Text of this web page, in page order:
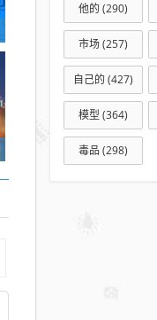
他的 (290)
市场(257)
自己的 (427)
模型 (364)
毒品 (298)